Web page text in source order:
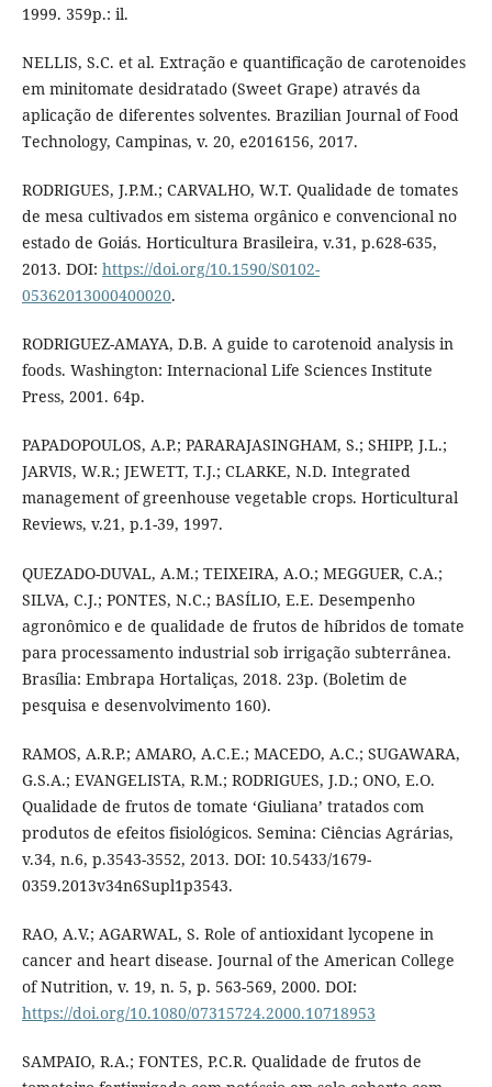
1999. 359p.: il.
NELLIS, S.C. et al. Extração e quantificação de carotenoides
em minitomate desidratado (Sweet Grape) através da
aplicação de diferentes solventes. Brazilian Journal of Food
Technology, Campinas, v. 20, e2016156, 2017.
RODRIGUES, J.P.M.; CARVALHO, W.T. Qualidade de tomates
de mesa cultivados em sistema orgânico e convencional no
estado de Goiás. Horticultura Brasileira, v.31, p.628-635,
2013. DOI: https://doi.org/10.1590/S0102-
05362013000400020.
RODRIGUEZ-AMAYA, D.B. A guide to carotenoid analysis in
foods. Washington: Internacional Life Sciences Institute
Press, 2001. 64p.
PAPADOPOULOS, A.P.; PARARAJASINGHAM, S.; SHIPP, J.L.;
JARVIS, W.R.; JEWETT, T.J.; CLARKE, N.D. Integrated
management of greenhouse vegetable crops. Horticultural
Reviews, v.21, p.1-39, 1997.
QUEZADO-DUVAL, A.M.; TEIXEIRA, A.O.; MEGGUER, C.A.;
SILVA, C.J.; PONTES, N.C.; BASÍLIO, E.E. Desempenho
agronômico e de qualidade de frutos de híbridos de tomate
para processamento industrial sob irrigação subterrânea.
Brasília: Embrapa Hortaliças, 2018. 23p. (Boletim de
pesquisa e desenvolvimento 160).
RAMOS, A.R.P.; AMARO, A.C.E.; MACEDO, A.C.; SUGAWARA,
G.S.A.; EVANGELISTA, R.M.; RODRIGUES, J.D.; ONO, E.O.
Qualidade de frutos de tomate ‘Giuliana’ tratados com
produtos de efeitos fisiológicos. Semina: Ciências Agrárias,
v.34, n.6, p.3543-3552, 2013. DOI: 10.5433/1679-
0359.2013v34n6Supl1p3543.
RAO, A.V.; AGARWAL, S. Role of antioxidant lycopene in
cancer and heart disease. Journal of the American College
of Nutrition, v. 19, n. 5, p. 563-569, 2000. DOI:
https://doi.org/10.1080/07315724.2000.10718953
SAMPAIO, R.A.; FONTES, P.C.R. Qualidade de frutos de